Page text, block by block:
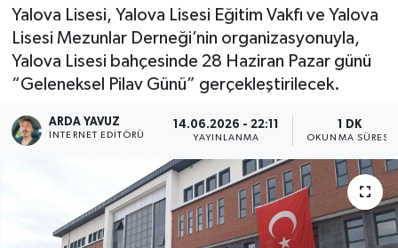
Yalova Lisesi, Yalova Lisesi Eğitim Vakfı ve Yalova
Lisesi Mezunlar Derneği’nin organizasyonuyla,
Yalova Lisesi bahçesinde 28 Haziran Pazar günü
“Geleneksel Pilav Günü” gerçekleştirilecek.
ARDA YAVUZ
İNTERNET EDITÖRÜ
14.06.2026 - 22:11
YAYINLANMA
1 DK
OKUNMA SÜRESI
SAĞLIK
SPOR
ULUSAL
RESMİ İLAN
Haber Arşivi